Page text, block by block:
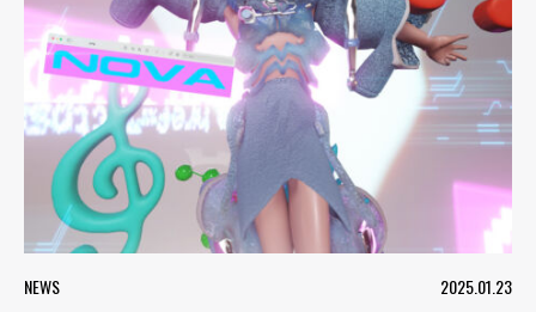
NEWS 2025.01.23